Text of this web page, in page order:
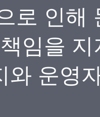
로 인해
임을
와 운영